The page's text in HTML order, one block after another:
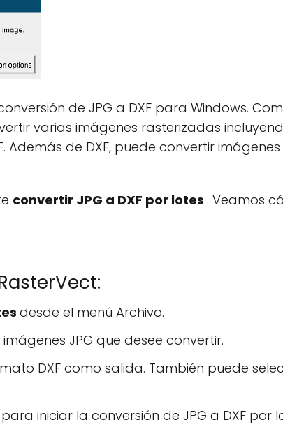
de JPG a DXF para Windows.
varias imágenes rasterizadas
Además de DXF, puede convertir
convertir JPG a DXF por lotes . Veamos
desde el menú Archivo.
JPG que desee convertir.
DXF como salida. También puede
iniciar la conversión de JPG a DXF por